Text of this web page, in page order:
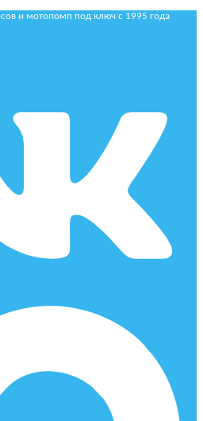
и мотопомп под ключ с 1995 года